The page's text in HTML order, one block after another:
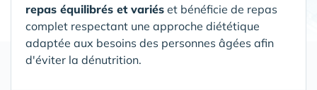
repas équilibrés et variés et bénéficie de repas
complet respectant une approche diététique
adaptée aux besoins des personnes âgées afin
d'éviter la dénutrition.